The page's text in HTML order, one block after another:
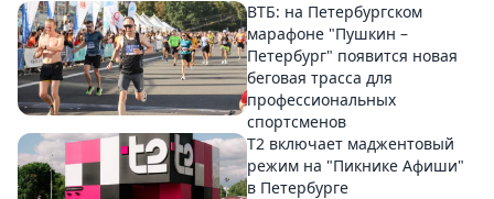
ВТБ: на Петербургском
марафоне "Пушкин –
Петербург" появится новая
беговая трасса для
профессиональных
спортсменов
Т2 включает маджентовый
режим на "Пикнике Афиши"
в Петербурге